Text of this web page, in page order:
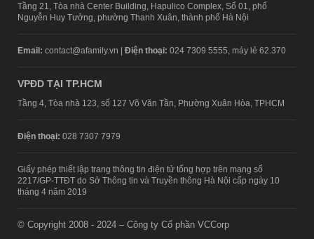
Tầng 21, Tòa nhà Center Building, Hapulico Complex, Số 01, phố
Nguyễn Huy Tưởng, phường Thanh Xuân, thành phố Hà Nội
Email: contact@afamily.vn | Điện thoại: 024 7309 5555, máy lẻ 62.370
VPĐD TẠI TP.HCM
Tầng 4, Tòa nhà 123, số 127 Võ Văn Tần, Phường Xuân Hòa, TPHCM
Điện thoại: 028 7307 7979
Giấy phép thiết lập trang thông tin điện tử tổng hợp trên mạng số
2217/GP-TTĐT do Sở Thông tin và Truyền thông Hà Nội cấp ngày 10
tháng 4 năm 2019
© Copyright 2008 - 2024 – Công ty Cổ phần VCCorp